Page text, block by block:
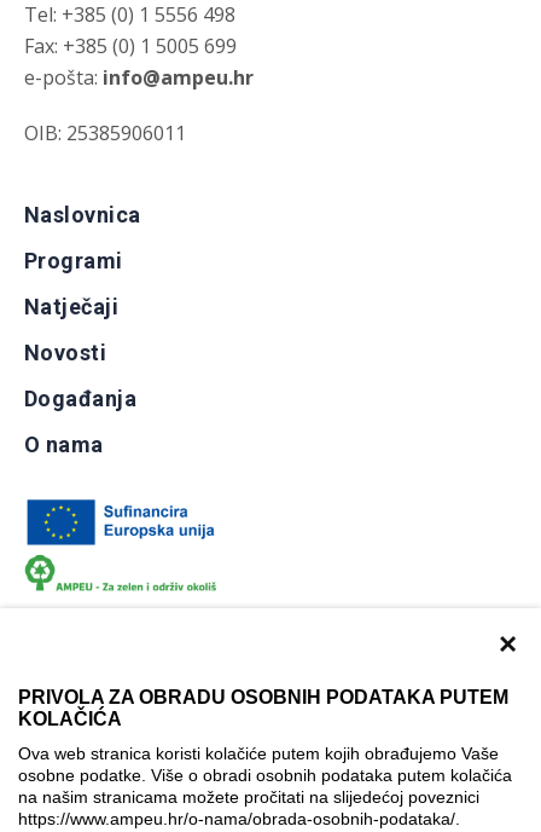
×
PRIVOLA ZA OBRADU OSOBNIH PODATAKA PUTEM
KOLAČIĆA
Ova web stranica koristi kolačiće putem kojih obrađujemo Vaše
osobne podatke. Više o obradi osobnih podataka putem kolačića
na našim stranicama možete pročitati na slijedećoj poveznici
https://www.ampeu.hr/o-nama/obrada-osobnih-podataka/
Tel: +385 (0) 1 5556 498
Fax: +385 (0) 1 5005 699
e-pošta: info@ampeu.hr
OIB: 25385906011
Naslovnica
Programi
Natječaji
Novosti
Događanja
O nama
Izjava o pristupačnosti
Politika korištenja kolačića
Postavke kolačića